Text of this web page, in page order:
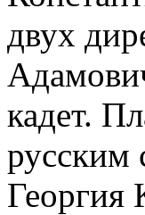
двух
кадет.
русским
Георгия